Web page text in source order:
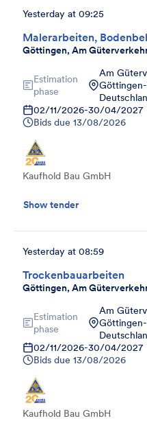
Malerarbeiten,
Göttingen, Am
Yesterday at 09:25
Estimation
phase
Am
02/11/2026-30/04/2027
Bids due 13/08/2026
Kaufhold Bau GmbH
Show tender
Trockenbauarbeiten
Göttingen, Am
Yesterday at 08:59
Estimation
phase
Am
02/11/2026-30/04/2027
Bids due 13/08/2026
Kaufhold Bau GmbH